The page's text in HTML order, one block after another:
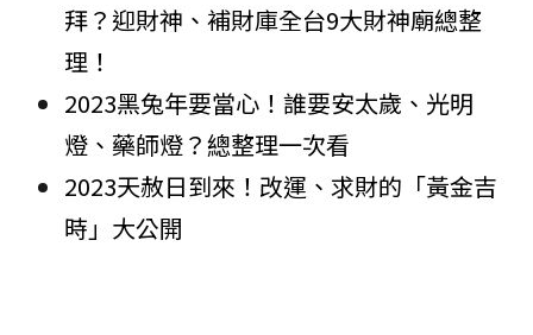
拜？迎財神、補財庫全台9大財神廟總整
理！
2023黑兔年要當心！誰要安太歲、光明
燈、藥師燈？總整理一次看
2023天赦日到來！改運、求財的「黃金吉
時」大公開